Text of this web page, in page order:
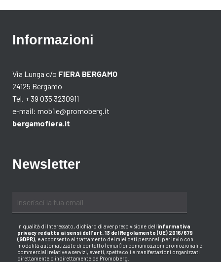
Informazioni
Via Lunga c/o FIERA BERGAMO
24125 Bergamo
Tel. + 39 035 3230911
e-mail: mobile@promoberg.it
bergamofiera.it
Newsletter
In qualità di Interessato, dichiaro di aver preso visione dell'informativa
privacy redatta ai sensi dell'art. 13 del Regolamento (UE) 2016/679
(GDPR), e acconsento al trattamento dei miei dati personali per invio con
modalità automatizzate di contatto (email) di comunicazioni promozionali e
commerciali relative a servizi, eventi, spettacoli e manifestazioni organizzati
direttamente o indirettamente da Promoberg.